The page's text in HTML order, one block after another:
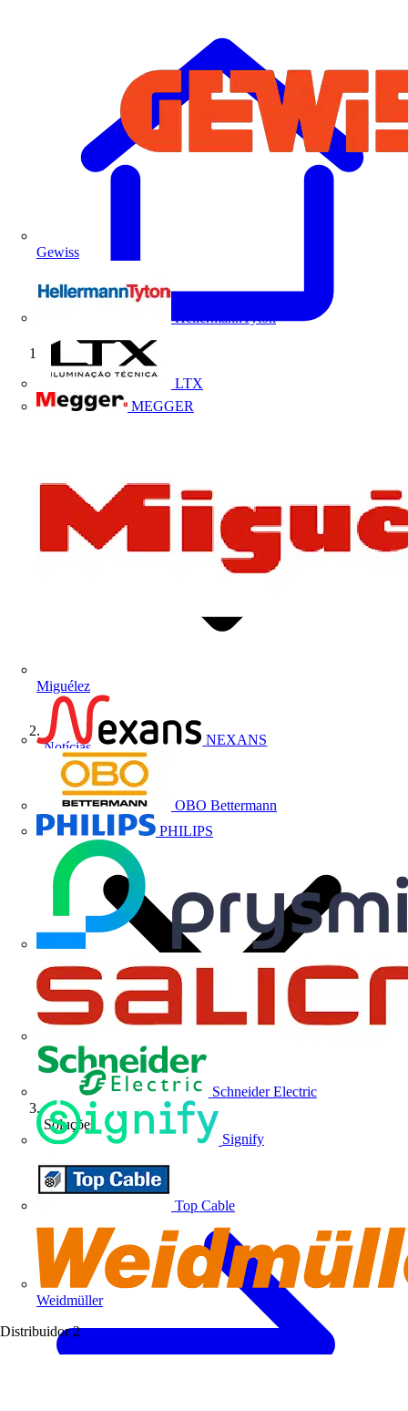
Gewiss
HellermannTyton
LTX
MEGGER
Miguélez
NEXANS
OBO Bettermann
PHILIPS
Schneider Electric
Signify
Top Cable
Weidmüller
Distribuidor 2
Início
Notícias
Soluções